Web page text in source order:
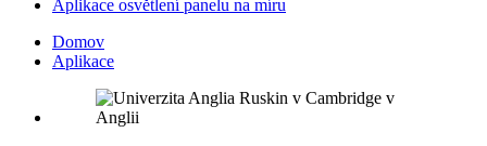
Aplikace osvětlení panelu na míru
Domov
Aplikace